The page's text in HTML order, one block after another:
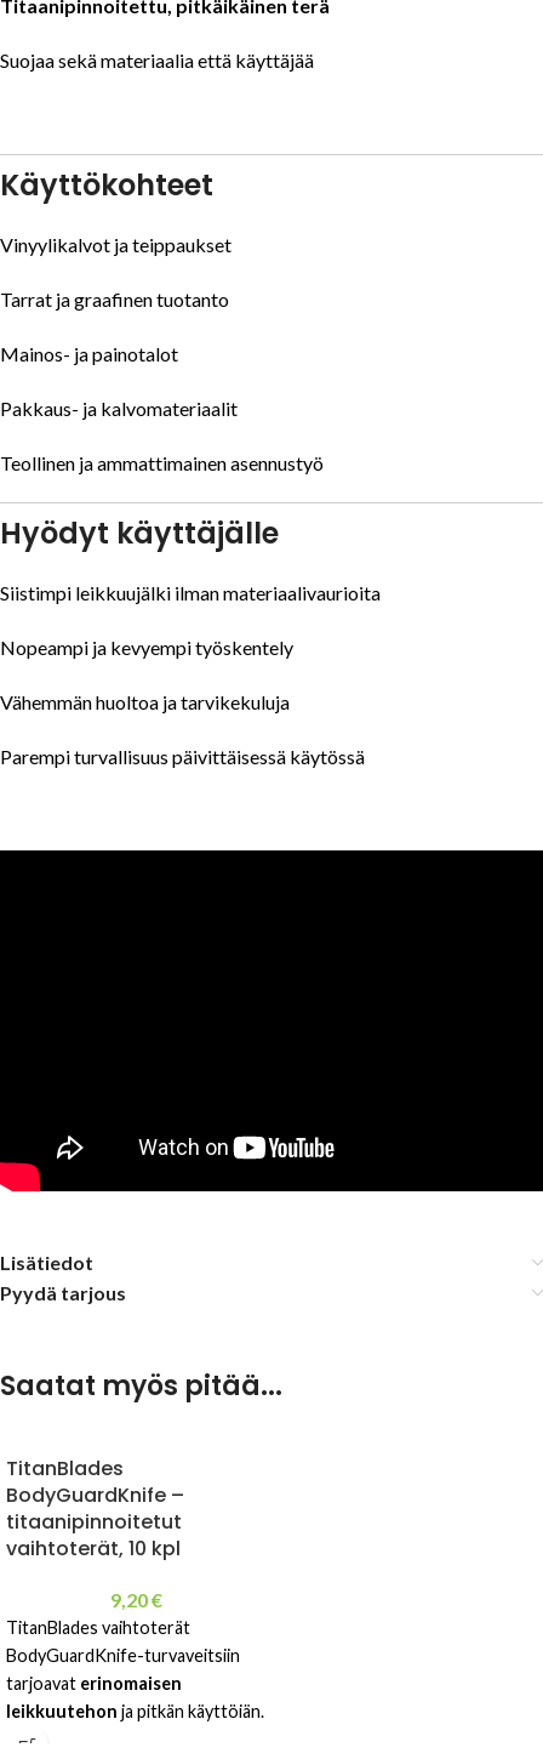
Titaanipinnoitettu, pitkäikäinen terä
Suojaa sekä materiaalia että käyttäjää
Käyttökohteet
Vinyylikalvot ja teippaukset
Tarrat ja graafinen tuotanto
Mainos- ja painotalot
Pakkaus- ja kalvomateriaalit
Teollinen ja ammattimainen asennustyö
Hyödyt käyttäjälle
Siistimpi leikkuujälki ilman materiaalivaurioita
Nopeampi ja kevyempi työskentely
Vähemmän huoltoa ja tarvikekuluja
Parempi turvallisuus päivittäisessä käytössä
Lisätiedot
Pyydä tarjous
Saatat myös pitää...
TitanBlades
BodyGuardKnife –
titaanipinnoitetut
vaihtoterät, 10 kpl
9,20€
TitanBlades vaihtoterät
BodyGuardKnife-turvaveitsiin
tarjoavat erinomaisen
leikkuutehon ja pitkän käyttöiän.
Pakkaus sisältää